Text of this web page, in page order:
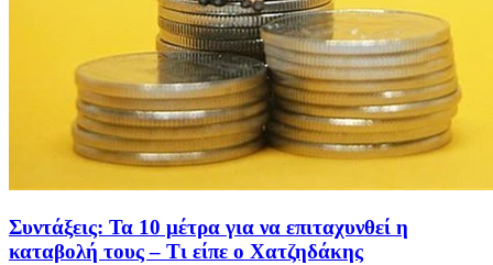
Συντάξεις: Τα 10 μέτρα για να επιταχυνθεί η
καταβολή τους – Τι είπε ο Χατζηδάκης